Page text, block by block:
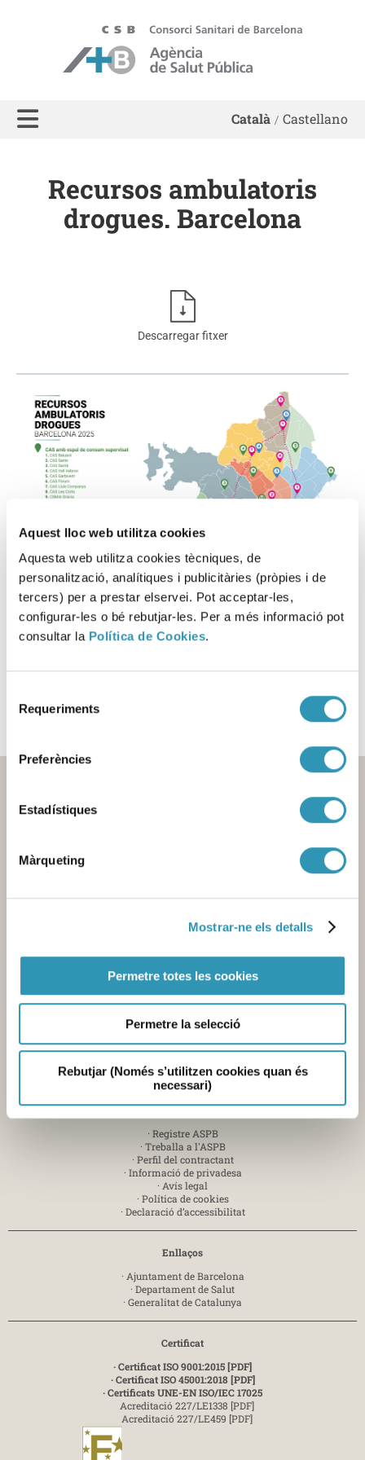
Aquest lloc web utilitza cookies
Aquesta web utilitza cookies tècniques, de
personalització, analítiques i publicitàries (pròpies i de
tercers) per a prestar elservei. Pot acceptar-les,
configurar-les o bé rebutjar-les. Per a més informació pot
consultar la Política de Cookies.
Requeriments
Preferències
Estadístiques
Màrqueting
Mostrar-ne els detalls
Permetre totes les cookies
Permetre la selecció
Rebutjar (Només s’utilitzen cookies quan és
necessari)
ASPB - Agència de Salut Pública de Barcelona
Català Castellano
Recursos ambulatoris
drogues. Barcelona
Descarregar fitxer
Contacte
Seu central de l'Agència
Pl. Lesseps, 1 - 08023 Barcelona -
T. 932 384 545
Laboratori
Av. Drassanes, 13 - 08001 Barcelona -T. 934 439 400
Zona Franca, sector C - 08040 Barcelona-T. 935 563 341
Enviar e-mail
Info
· Registre ASPB
· Treballa a l'ASPB
· Perfil del contractant
· Informació de privadesa
· Avís legal
· Política de cookies
· Declaració d’accessibilitat
Enllaços
· Ajuntament de Barcelona
· Departament de Salut
· Generalitat de Catalunya
Certificat
· Certificat ISO 9001:2015 [PDF]
· Certificat ISO 45001:2018 [PDF]
· Certificats UNE-EN ISO/IEC 17025
Acreditació 227/LE1338 [PDF]
Acreditació 227/LE459 [PDF]